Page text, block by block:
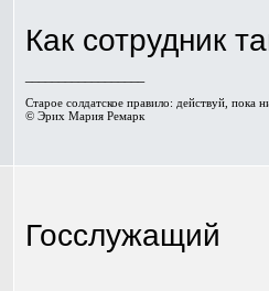
Как сотрудник
Старое солдатское правило: действуй, пока
© Эрих Мария Ремарк⁠⁠
Госслужащий